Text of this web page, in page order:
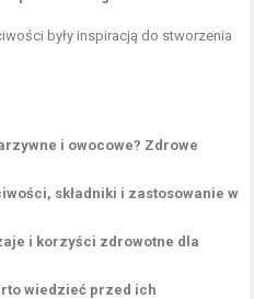
były inspiracją do stworzenia
i owocowe? Zdrowe
składniki i zastosowanie w
i korzyści zdrowotne dla
wiedzieć przed ich